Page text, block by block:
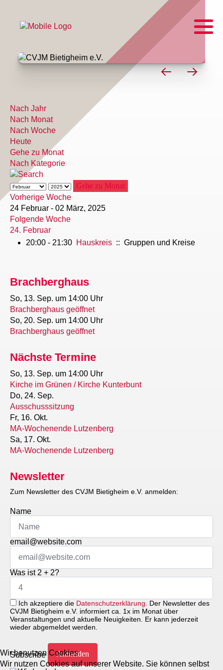
Brachberghaus
So, 13. Sep. um 14:00 Uhr
Brachberghaus geöffnet
So, 20. Sep. um 14:00 Uhr
Brachberghaus geöffnet
Nächste Termine
So, 13. Sep. um 14:00 Uhr
Kirche im Grünen / Kirche Kunterbunt
Do, 24. Sep.
Ausschusssitzung
Fr, 16. Okt.
MA-Wochenende Lutzenberg
Sa, 17. Okt.
MA-Wochenende Lutzenberg
Newsletter
Zum Newsletter des CVJM Bietigheim e.V. anmelden:
Name
email@website.com
Was ist 2 + 2?
Ich akzeptiere die Datenschutzerklärung.
Der Newsletter des
CVJM Bietigheim e.V. informiert ca. 1x im Monat über
Veranstaltungen und aktuelle Neuigkeiten. Er kann jederzeit
wieder abgemeldet werden.
Subscribe
Nach Jahr
Nach Monat
Nach Woche
Heute
Gehe zu Monat
Nach Kategorie
Gehe zu Monat
Vorherige Woche
24 Februar - 02 März, 2025
Folgende Woche
24. Februar
20:00 - 21:30 Hauskreis :: Gruppen und Kreise
Wir benutzen Cookies
Wir nutzen Cookies auf unserer Website. Sie können selbst